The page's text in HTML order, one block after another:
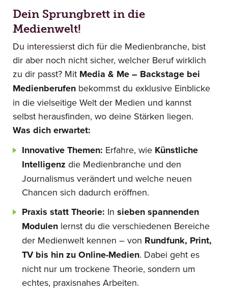
Dein Sprungbrett in die
Medienwelt!
Du interessierst dich für die Medienbranche, bist
dir aber noch nicht sicher, welcher Beruf wirklich
zu dir passt? Mit Media & Me – Backstage bei
Medienberufen bekommst du exklusive Einblicke
in die vielseitige Welt der Medien und kannst
selbst herausfinden, wo deine Stärken liegen.
Was dich erwartet:
Innovative Themen: Erfahre, wie Künstliche
Intelligenz die Medienbranche und den
Journalismus verändert und welche neuen
Chancen sich dadurch eröffnen.
Praxis statt Theorie: In sieben spannenden
Modulen lernst du die verschiedenen Bereiche
der Medienwelt kennen – von Rundfunk, Print,
TV bis hin zu Online-Medien. Dabei geht es
nicht nur um trockene Theorie, sondern um
echtes, praxisnahes Arbeiten.